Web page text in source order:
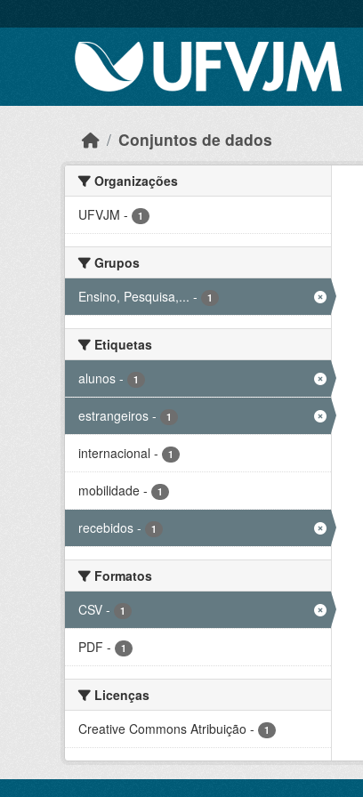
Conjuntos de dados
Organizações
UFVJM - 1
Grupos
Ensino, Pesquisa,... - 1
Etiquetas
alunos - 1
estrangeiros - 1
internacional - 1
mobilidade - 1
recebidos - 1
Formatos
CSV - 1
PDF - 1
Licenças
Creative Commons Atribuição - 1